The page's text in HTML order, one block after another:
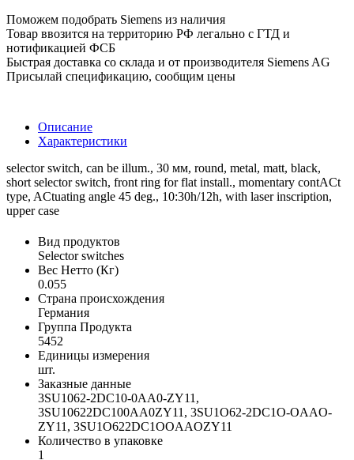
Поможем подобрать Siemens из наличия
Товар ввозится на территорию РФ легально с ГТД и
нотификацией ФСБ
Быстрая доставка со склада и от производителя Siemens AG
Присылай спецификацию, сообщим цены
Описание
Характеристики
selector switch, can be illum., 30 мм, round, metal, matt, black,
short selector switch, front ring for flat install., momentary contACt
type, ACtuating angle 45 deg., 10:30h/12h, with laser inscription,
upper case
Вид продуктов
Selector switches
Вес Нетто (Кг)
0.055
Страна происхождения
Германия
Группа Продукта
5452
Единицы измерения
шт.
Заказные данные
3SU1062-2DC10-0AA0-ZY11,
3SU10622DC100AA0ZY11, 3SU1O62-2DC1O-OAAO-
ZY11, 3SU1O622DC1OOAAOZY11
Количество в упаковке
1